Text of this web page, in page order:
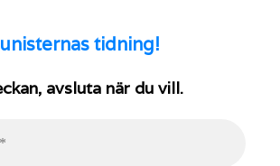
tidning!
avsluta när du vill.